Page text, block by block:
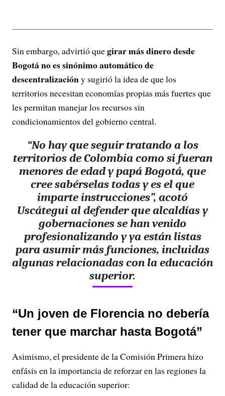
Sin embargo, advirtió quegirar más dinero desde
Bogotá no es sinónimo automático de
descentralizacióny sugirió la idea de que los
territorios necesitan economías propias más fuertes que
les permitan manejar los recursos sin
condicionamientos del gobierno central.
“No hay que seguir tratando a los
territorios de Colombia como si fueran
menores de edad y papá Bogotá, que
cree sabérselas todas y es el que
imparte instrucciones”, acotó
Uscátegui al defender que alcaldías y
gobernaciones se han venido
profesionalizando y ya están listas
para asumir más funciones, incluidas
algunas relacionadas con la educación
superior.
“Un joven de Florencia no debería
tener que marchar hasta Bogotá”
Asimismo, el presidente de la Comisión Primera hizo
enfásis en la importancia de reforzar en las regiones la
calidad de la educación superior: